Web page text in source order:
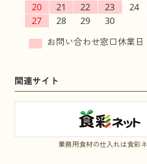
20
21 22 23 24
27
28 29 30
関連サイト
業務用食材の仕入れは食彩